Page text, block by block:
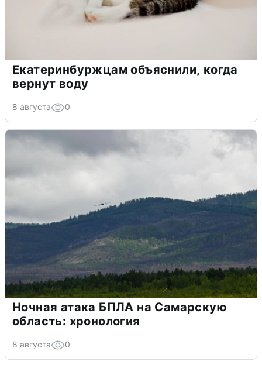
Екатеринбуржцам объяснили, когда
вернут воду
8 августа 0
Ночная атака БПЛА на Самарскую
область: хронология
8 августа 0